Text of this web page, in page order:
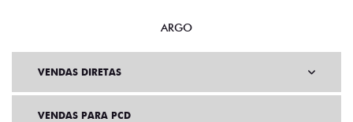
ARGO
VENDAS DIRETAS
VENDAS PARA PCD